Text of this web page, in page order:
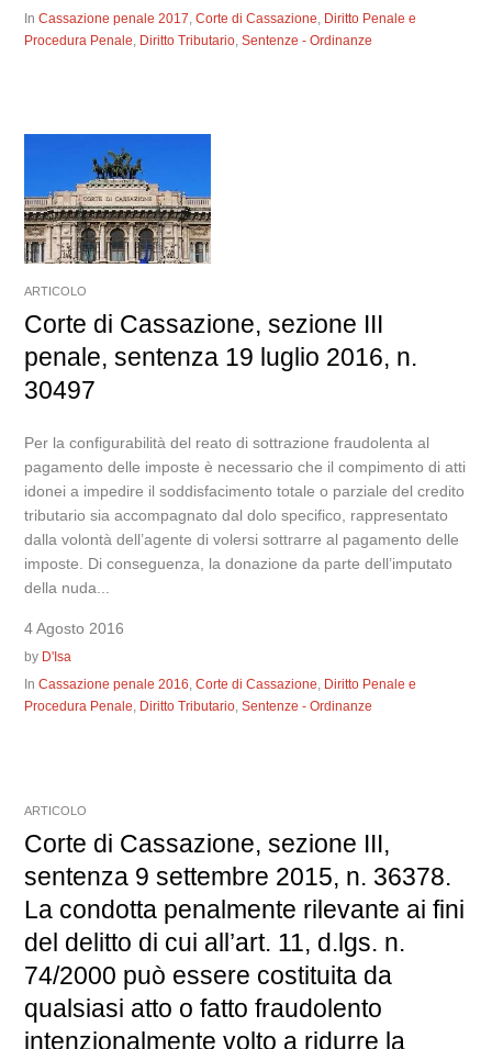
InCassazione penale 2017,Corte di Cassazione, Diritto Penale e
Procedura Penale, Diritto Tributario,Sentenze - Ordinanze
ARTICOLO
Corte di Cassazione, sezione III
penale, sentenza 19 luglio 2016, n.
30497
Per la configurabilità del reato di sottrazione fraudolenta al
pagamento delle imposte è necessario che il compimento di atti
idonei a impedire il soddisfacimento totale o parziale del credito
tributario sia accompagnato dal dolo specifico, rappresentato
dalla volontà dell’agente di volersi sottrarre al pagamento delle
imposte. Di conseguenza, la donazione da parte dell’imputato
della nuda...
4 Agosto 2016
by D'Isa
InCassazione penale 2016,Corte di Cassazione, Diritto Penale e
Procedura Penale, Diritto Tributario,Sentenze - Ordinanze
ARTICOLO
Corte di Cassazione, sezione III,
sentenza 9 settembre 2015, n. 36378.
La condotta penalmente rilevante ai fini
del delitto di cui all’art. 11, d.lgs. n.
74/2000 può essere costituita da
qualsiasi atto o fatto fraudolento
intenzionalmente volto a ridurre la